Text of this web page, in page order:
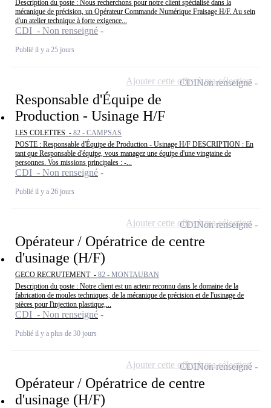
Description du poste : Nous recherchons pour notre client spécialisé dans la
mécanique de précision, un Opérateur Commande Numérique Fraisage H/F. Au sein
d'un atelier technique à forte exigence...
CDI - Non renseigné
Publié il y a 25 jours
Responsable d'Équipe de
Production - Usinage H/F
LES COLETTES - 82 - CAMPSAS
POSTE : Responsable d'Équipe de Production - Usinage H/F DESCRIPTION : En
tant que Responsable d'équipe, vous managez une équipe d'une vingtaine de
personnes. Vos missions principales : -...
CDI - Non renseigné
Publié il y a 26 jours
CDINon renseigné
Ajouter cette offre à ma sélection
Opérateur / Opératrice de centre
d'usinage (H/F)
GECO RECRUTEMENT - 82 - MONTAUBAN
Description du poste : Notre client est un acteur reconnu dans le domaine de la
fabrication de moules techniques, de la mécanique de précision et de l'usinage de
pièces pour l'injection plastique,...
CDI - Non renseigné
Publié il y a plus de 30 jours
CDINon renseigné
Ajouter cette offre à ma sélection
Opérateur / Opératrice de centre
d'usinage (H/F)
CDINon renseigné
Ajouter cette offre à ma sélection